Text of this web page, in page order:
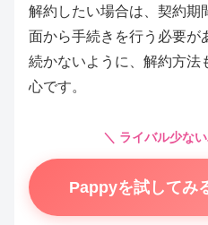
解約したい場合は、契約期
面から手続きを行う必要が
続かないように、解約方法
心です。
＼ ライバル少な
Pappyを試してみ